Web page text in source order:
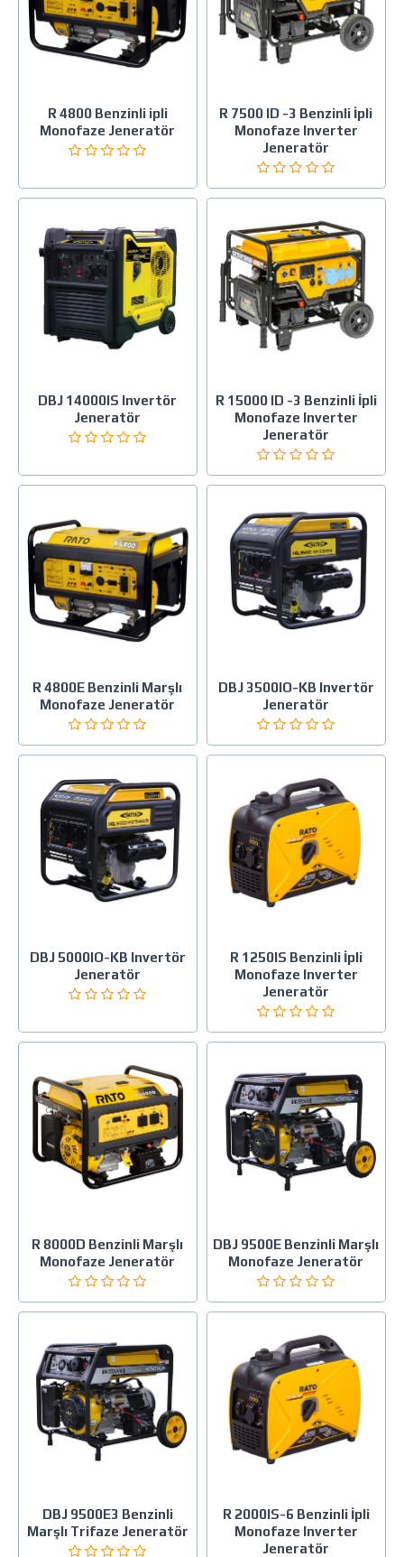
R 4800 Benzinli ipli
Monofaze Jeneratör
R 7500 ID -3 Benzinli İpli
Monofaze Inverter
Jeneratör
DBJ 14000IS Invertör
Jeneratör
R 15000 ID -3 Benzinli İpli
Monofaze Inverter
Jeneratör
R 4800E Benzinli Marşlı
Monofaze Jeneratör
DBJ 3500IO-KB Invertör
Jeneratör
DBJ 5000IO-KB Invertör
Jeneratör
R 1250IS Benzinli İpli
Monofaze Inverter
Jeneratör
R 8000D Benzinli Marşlı
Monofaze Jeneratör
DBJ 9500E Benzinli Marşlı
Monofaze Jeneratör
DBJ 9500E3 Benzinli
Marşlı Trifaze Jeneratör
R 2000IS-6 Benzinli İpli
Monofaze Inverter
Jeneratör